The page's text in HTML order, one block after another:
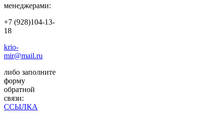
менеджерами:
+7 (928)104-13-
18
krio-
mir@mail.ru
либо заполните
форму
обратной
связи:
ССЫЛКА